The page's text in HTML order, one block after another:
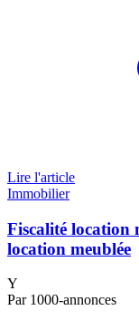
Lire l'article
Immobilier
Fiscalité location
location meublée
Y
Par 1000-annonces